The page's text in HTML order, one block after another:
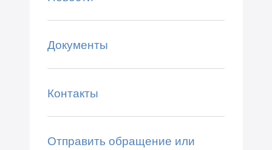
Документы
Контакты
Отправить обращение или